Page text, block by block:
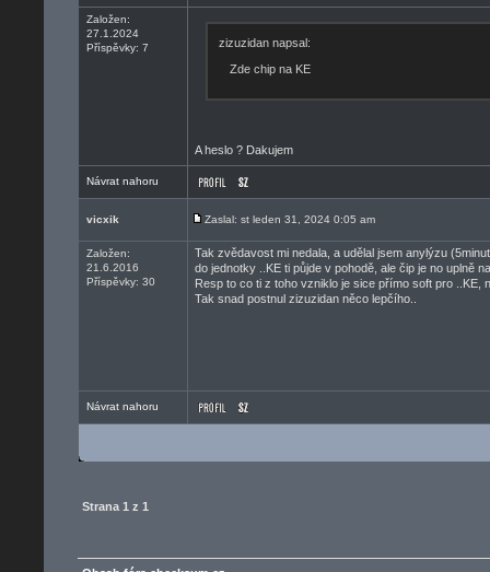
Založen:
27.1.2024
Příspěvky: 7
zizuzidan napsal:
Zde chip na KE
A heslo ? Dakujem
Návrat nahoru
vicxik Zaslal: st leden 31, 2024 0:05 am
Založen:
21.6.2016
Příspěvky: 30
Tak zvědavost mi nedala, a udělal jsem anylýzu
do jednotky ..KE ti půjde v pohodě, ale čip je no uplně
Resp to co ti z toho vzniklo je sice přímo soft pro ..KE,
Tak snad postnul zizuzidan něco lepčího..
Návrat nahoru
Strana 1 z 1